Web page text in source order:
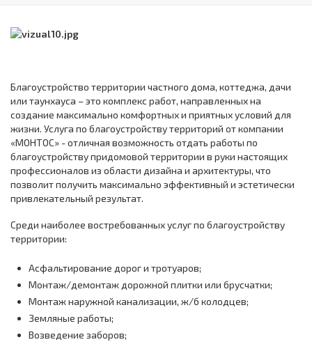
Благоустройство территории частного дома, коттеджа, дачи
или таунхауса – это комплекс работ, направленных на
создание максимально комфортных и приятных условий для
жизни. Услуга по благоустройству территорий от компании
«МОНТОС» - отличная возможность отдать работы по
благоустройству придомовой территории в руки настоящих
профессионалов из области дизайна и архитектуры, что
позволит получить максимально эффективный и эстетически
привлекательный результат.
Среди наиболее востребованных услуг по благоустройству
территории:
Асфальтирование дорог и тротуаров;
Монтаж/демонтаж дорожной плитки или брусчатки;
Монтаж наружной канализации, ж/б колодцев;
Земляные работы;
Возведение заборов;